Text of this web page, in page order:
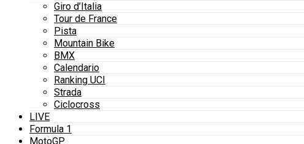
Giro d’Italia
Tour de France
Pista
Mountain Bike
BMX
Calendario
Ranking UCI
Strada
Ciclocross
LIVE
Formula 1
MotoGP